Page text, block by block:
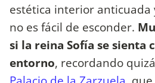
estética interior anticuada
no es fácil de esconder.
si la reina Sofía se sienta
entorno, recordando